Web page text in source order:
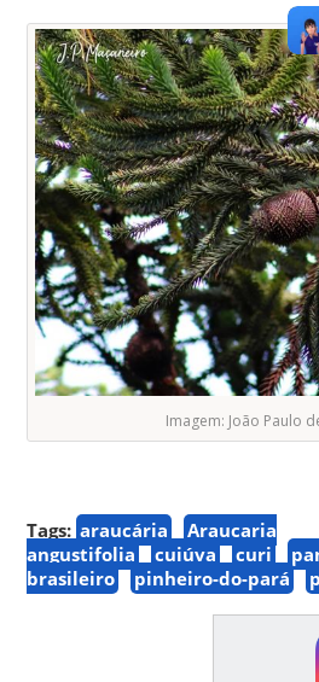
Imagem: João Paulo
Tags: araucária
Araucaria
angustifolia
cuiúva curi
brasileiro
pinheiro-do-pará